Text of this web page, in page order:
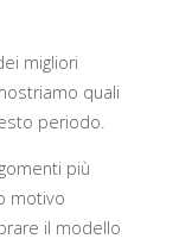
migliori
quali
periodo.
più
motivo
il modello